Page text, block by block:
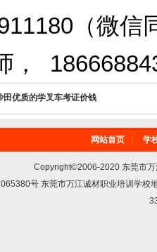
（微信
，
优质的学叉车考证价钱
网站首页 学
Copyright©2006-2020 东莞市
号 东莞市万江诚材职业培训学